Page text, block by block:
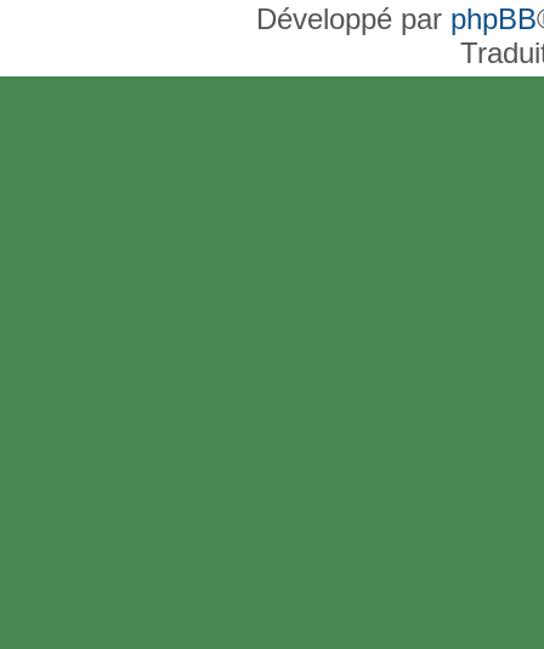
Développé par phpBB